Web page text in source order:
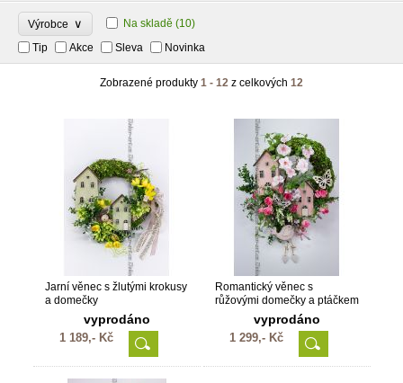
Výrobce ∨ Na skladě (10)
Tip
Akce Sleva Novinka
Zobrazené produkty 1 - 12 z celkových 12
Jarní věnec s žlutými krokusy
a domečky
vyprodáno
1 189,- Kč
Romantický věnec s
růžovými domečky a ptáčkem
vyprodáno
1 299,- Kč